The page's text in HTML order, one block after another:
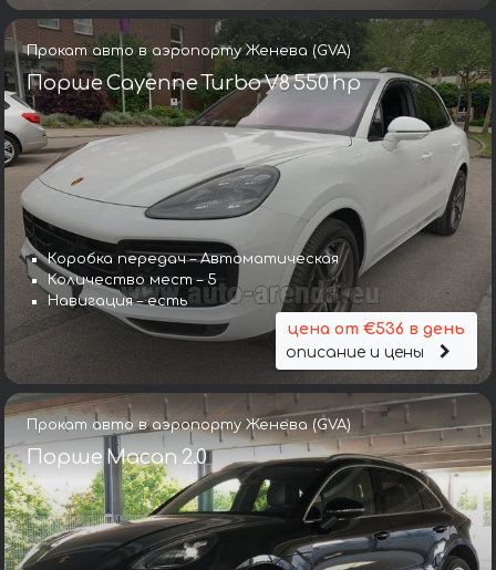
Прокат авто в аэропорту Женева (GVA)
Порше Cayenne Turbo V8 550 hp
Коробка передач – Автоматическая
Количество мест – 5
Навигация – есть
цена от €536 в день
описание и цены
Прокат авто в аэропорту Женева (GVA)
Порше Macan 2.0